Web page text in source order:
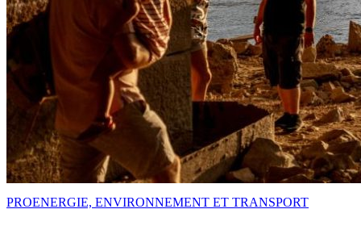
PROENERGIE, ENVIRONNEMENT ET TRANSPORT